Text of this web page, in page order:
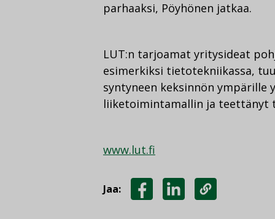
parhaaksi, Pöyhönen jatkaa.
LUT:n tarjoamat yritysideat
esimerkiksi tietotekniikassa,
syntyneen keksinnön
liiketoimintamallin ja teettänyt
www.lut.fi
Jaa: